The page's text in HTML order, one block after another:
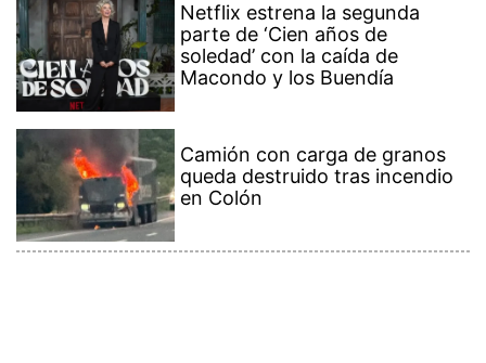
Netflix estrena la segunda
parte de ‘Cien años de
soledad’ con la caída de
Macondo y los Buendía
Camión con carga de granos
queda destruido tras incendio
en Colón